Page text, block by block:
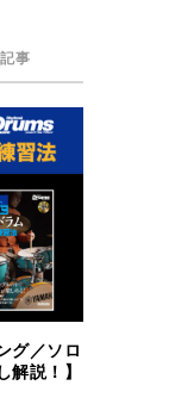
事
グ／ソロ
説！】